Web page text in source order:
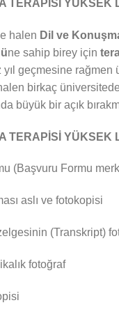
TERAPİSİ
Dil ve
ne sahip birey için
yıl geçmesine
birkaç
büyük bir açık
TERAPİSİ
Formu
aslı ve fotokopisi
(Transkript)
fotoğraf